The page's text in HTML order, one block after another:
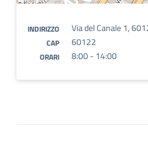
INDIRIZZO Via del Canale 1,
CAP 60122
ORARI 8:00 - 14:00